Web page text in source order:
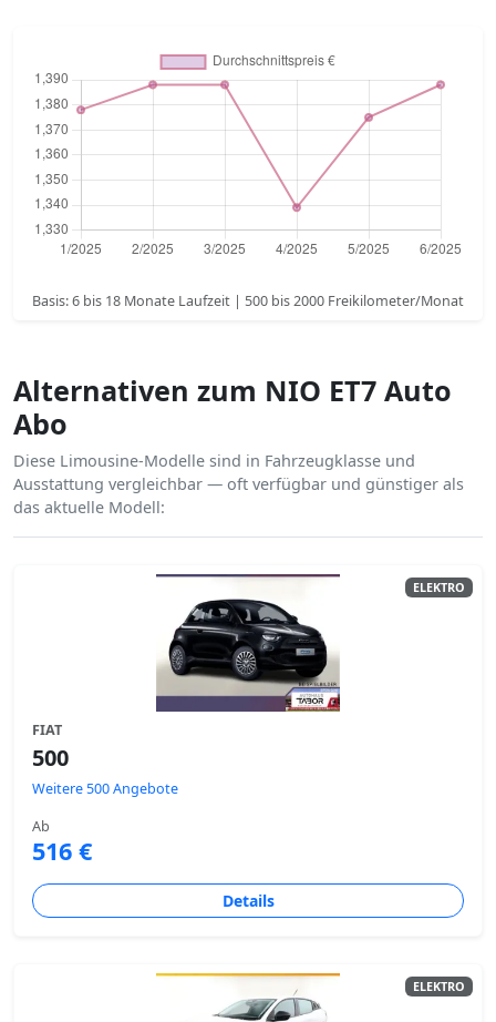
Basis: 6 bis 18 Monate Laufzeit | 500 bis 2000 Freikilometer/Monat
Alternativen zum NIO ET7 Auto
Abo
Diese Limousine-Modelle sind in Fahrzeugklasse und
Ausstattung vergleichbar — oft verfügbar und günstiger als
das aktuelle Modell:
ELEKTRO
FIAT
500
Weitere 500 Angebote
Ab
516 €
Details
ELEKTRO